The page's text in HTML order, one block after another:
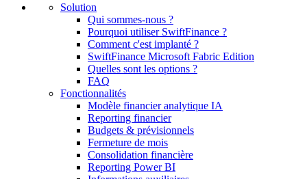
Solution
Qui sommes-nous ?
Pourquoi utiliser SwiftFinance ?
Comment c'est implanté ?
SwiftFinance Microsoft Fabric Edition
Quelles sont les options ?
FAQ
Fonctionnalités
Modèle financier analytique IA
Reporting financier
Budgets & prévisionnels
Fermeture de mois
Consolidation financière
Reporting Power BI